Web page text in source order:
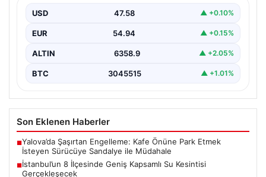
önemli altyapı yenileme çalışmaları kapsamında şehrin…
USD 47.58 ▲ +0.10%
EUR 54.94 ▲ +0.15%
ALTIN 6358.9 ▲ +2.05%
BTC 3045515 ▲ +1.01%
Son Eklenen Haberler
■Yalova’da Şaşırtan Engelleme: Kafe Önüne Park Etmek
İsteyen Sürücüye Sandalye ile Müdahale
■İstanbul’un 8 İlçesinde Geniş Kapsamlı Su Kesintisi
Gerçekleşecek